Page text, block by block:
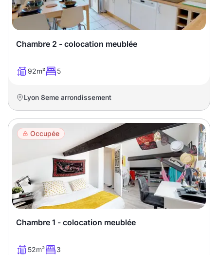
Chambre 2 - colocation meublée
92m² 5
Lyon 8eme arrondissement
Occupée
Chambre 1 - colocation meublée
52m² 3